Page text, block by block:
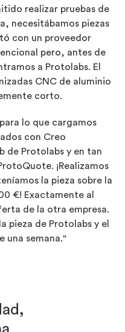
realizar pruebas de
necesitábamos piezas
con un proveedor
pero, antes de
a Protolabs. El
CNC de aluminio
corto.
lo que cargamos
con Creo
de Protolabs y en tan
¡Realizamos
la pieza sobre la
€! Exactamente al
de la otra empresa.
pieza de Protolabs y el
una semana."